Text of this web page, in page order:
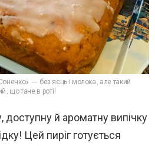
— без яєць і молока, але такий
що тане в роті!
й ароматну випічку
Цей пиріг готується